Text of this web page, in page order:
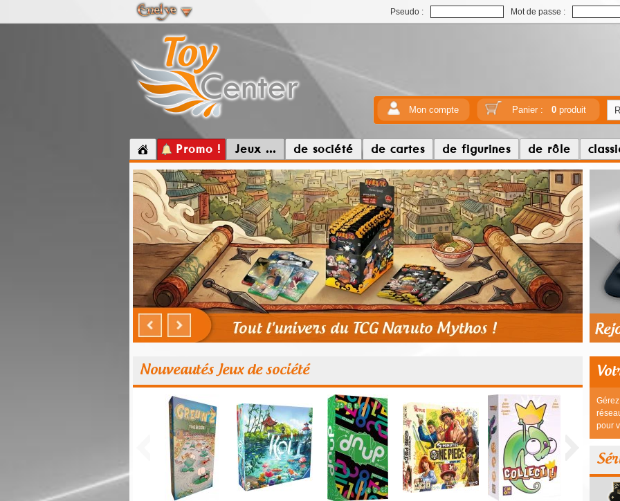
Pseudo : Mot de passe :
Mon compte Panier : 0produit
Promo ! Jeux ... de société de cartes de figurines de rôle
Nouveautés Jeux de société
pour